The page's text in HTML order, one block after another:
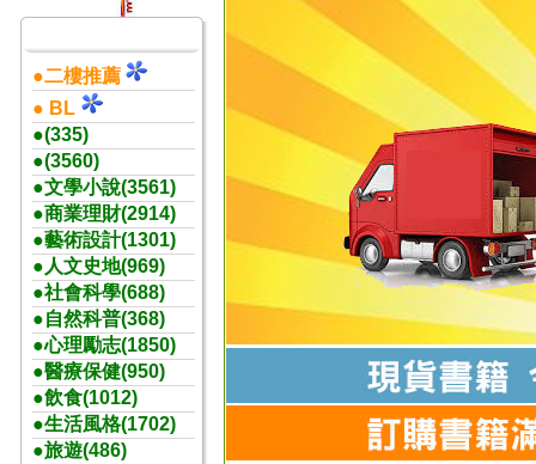
●二樓推薦
● BL
●(335)
●(3560)
●文學小說(3561)
●商業理財(2914)
●藝術設計(1301)
●人文史地(969)
●社會科學(688)
●自然科普(368)
●心理勵志(1850)
●醫療保健(950)
●飲食(1012)
●生活風格(1702)
●旅遊(486)